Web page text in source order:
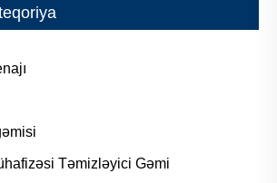
Təmizləyici Gəmi